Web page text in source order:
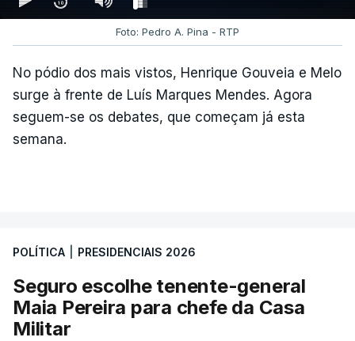
Foto: Pedro A. Pina - RTP
No pódio dos mais vistos, Henrique Gouveia e Melo
surge à frente de Luís Marques Mendes. Agora
seguem-se os debates, que começam já esta
semana.
POLÍTICA PRESIDENCIAIS 2026
Seguro escolhe tenente-general
Maia Pereira para chefe da Casa
Militar